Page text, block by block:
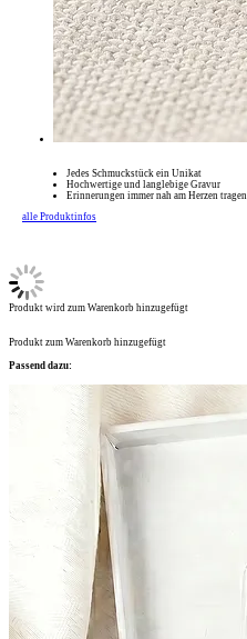
Jedes Schmuckstück ein Unikat
Hochwertige und langlebige Gravur
Erinnerungen immer nah am Herzen tragen
alle Produktinfos
Produkt wird zum Warenkorb hinzugefügt
Produkt zum Warenkorb hinzugefügt
Passend dazu: